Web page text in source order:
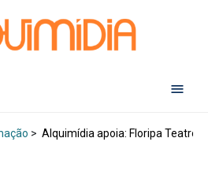
> Alquimídia apoia: Floripa Teatro